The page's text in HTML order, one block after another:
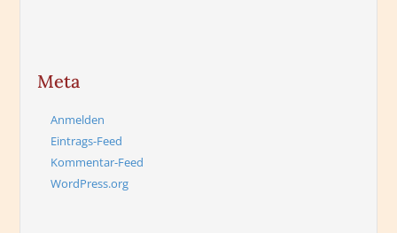
Meta
Anmelden
Eintrags-Feed
Kommentar-Feed
WordPress.org